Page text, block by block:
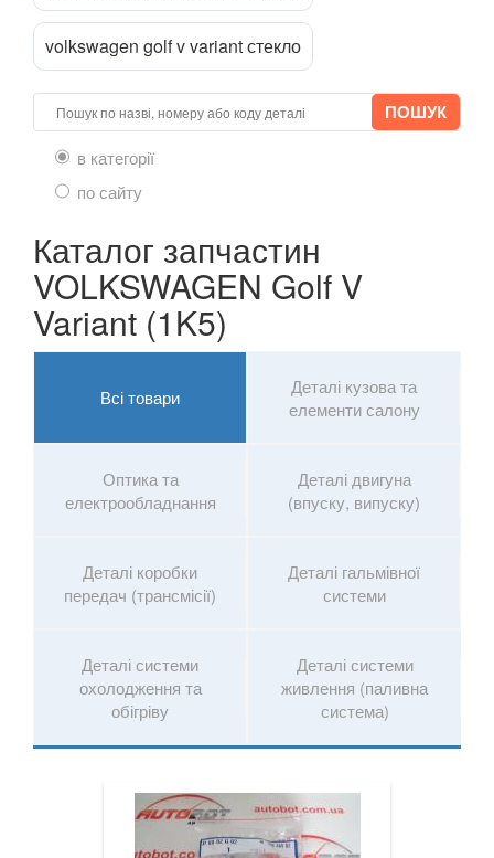
volkswagen golf v variant стекло
в категорії
по сайту
Каталог запчастин
VOLKSWAGEN Golf V
Variant (1K5)
Всі товари
Деталі кузова та
елементи салону
Оптика та
електрообладнання
Деталі двигуна
(впуску, випуску)
Деталі коробки
передач (трансмісії)
Деталі гальмівної
системи
Деталі системи
охолодження та
обігріву
Деталі системи
живлення (паливна
система)